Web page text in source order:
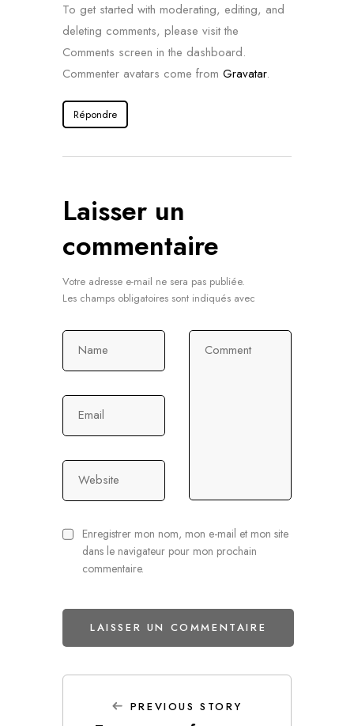
To get started with moderating, editing, and
deleting comments, please visit the
Comments screen in the dashboard.
Commenter avatars come from Gravatar.
Répondre
Laisser un
commentaire
Votre adresse e-mail ne sera pas publiée.
Les champs obligatoires sont indiqués avec
Comment
Name
Email
Website
Enregistrer mon nom, mon e-mail et mon site
dans le navigateur pour mon prochain
commentaire.
PREVIOUS STORY